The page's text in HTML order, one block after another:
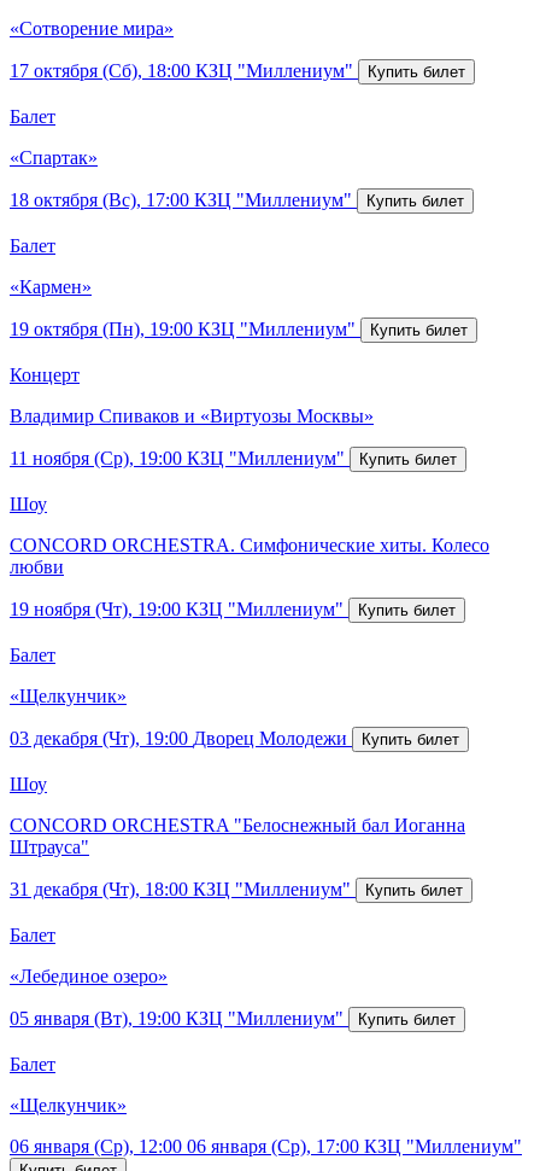
«Сотворение мира»
17 октября (Сб), 18:00 КЗЦ "Миллениум"
Балет
«Спартак»
18 октября (Вс), 17:00 КЗЦ "Миллениум"
Балет
«Кармен»
19 октября (Пн), 19:00 КЗЦ "Миллениум"
Концерт
Владимир Спиваков и «Виртуозы Москвы»
11 ноября (Ср), 19:00 КЗЦ "Миллениум"
Шоу
CONCORD ORCHESTRA. Симфонические хиты. Колесо
любви
19 ноября (Чт), 19:00 КЗЦ "Миллениум"
Балет
«Щелкунчик»
03 декабря (Чт), 19:00 Дворец Молодежи
Шоу
CONCORD ORCHESTRA "Белоснежный бал Иоганна
Штрауса"
31 декабря (Чт), 18:00 КЗЦ "Миллениум"
Балет
«Лебединое озеро»
05 января (Вт), 19:00 КЗЦ "Миллениум"
Балет
«Щелкунчик»
06 января (Ср), 12:00 06 января (Ср), 17:00 КЗЦ "Миллениум"